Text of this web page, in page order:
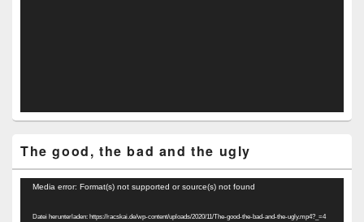
The good, the bad and the ugly
Video-
Media error: Format(s) not supported or source(s) not found
Datei herunterladen: https://racskai.de/wp-content/uploads/2020/11/The-good-the-bad-and-the-ugly.mp4?_=4